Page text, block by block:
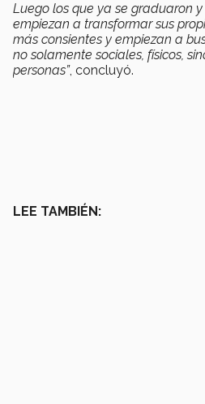
Luego los que ya se graduaron
empiezan a transformar sus
más consientes y empiezan a
no solamente sociales, físicos,
personas”, concluyó.
LEE TAMBIÉN: